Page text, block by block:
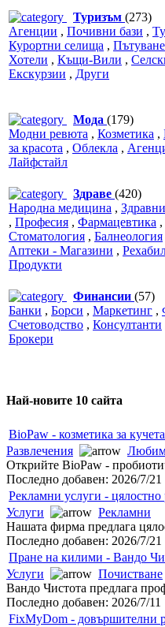
Туризъм (273)
Агенции , Почивни бази ,
Курортни селища , Пътуване
Хотели , Къщи-Вили ,
Екскурзии , Други
Мода (179)
Модни ревюта , Козметика ,
за красота , Облекла ,
Лайфстайл
Здраве (420)
Народна медицина ,
, Професия , Фармацевтика ,
Стоматология , Балнеология
Аптеки - Магазини ,
Продукти
Финансии (57)
Банки , Борси , Маркетинг ,
Счетоводство , Консултанти
Брокери
Най-новите 10 сайта
BioPaw - козметика за
Развлечения
Открийте BioPaw -
Последно добавен: 2026/7/
Рекламни услуги -
Услуги
Рекламни
Нашата фирма предлага
Последно добавен: 2026/7/
Пране на килими - Вандо
Услуги
Почистване
Вандо Чистота предлага
Последно добавен: 2026/7/
FixMyDom - довършителни